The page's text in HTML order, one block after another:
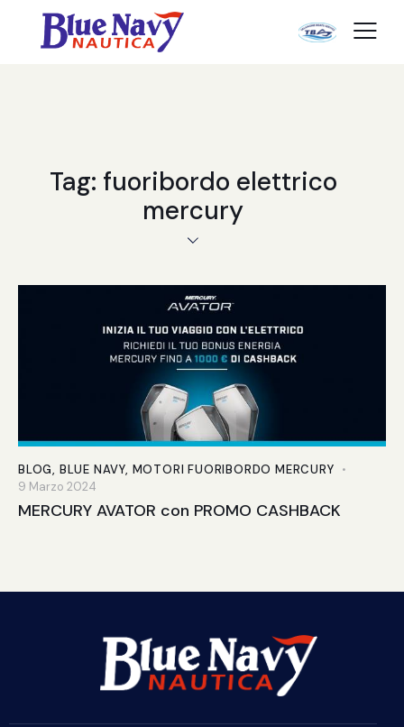
Tag: fuoribordo elettrico
mercury
BLOG, BLUE NAVY, MOTORI FUORIBORDO MERCURY
9 Marzo 2024
MERCURY AVATOR con PROMO CASHBACK